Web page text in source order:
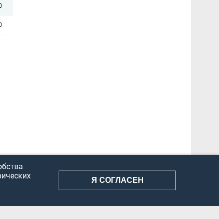
Я СОГЛАСЕН